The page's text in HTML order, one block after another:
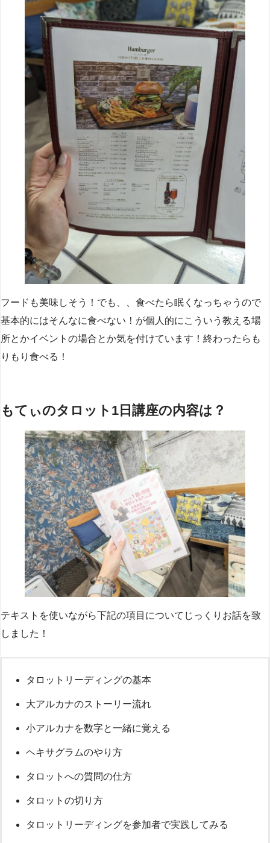
フードも美味しそう！でも、、食べたら眠くなっちゃうので
基本的にはそんなに食べない！が個人的にこういう教える場
所とかイベントの場合とか気を付けています！終わったらも
りもり食べる！
もてぃのタロット1日講座の内容は？
テキストを使いながら下記の項目についてじっくりお話を致
しました！
タロットリーディングの基本
大アルカナのストーリー流れ
小アルカナを数字と一緒に覚える
ヘキサグラムのやり方
タロットへの質問の仕方
タロットの切り方
タロットリーディングを参加者で実践してみる